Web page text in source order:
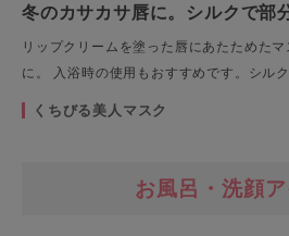
冬のカサカサ唇に。シルクで部
リップクリームを塗った唇にあたためた
に。 入浴時の使用もおすすめです。シル
くちびる美人マスク
お風呂・洗顔